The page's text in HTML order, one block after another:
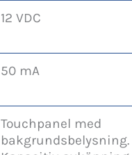
12 VDC
50 mA
Touchpanel med
bakgrundsbelysning.